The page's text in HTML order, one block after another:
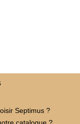
Septimus ?